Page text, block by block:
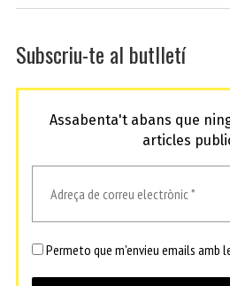
Subscriu-te al butlletí
Assabenta't abans que
articles
Permeto que m'envieu emails amb